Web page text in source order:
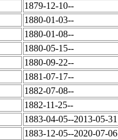
1879-12-10--
1880-01-03--
1880-01-08--
1880-05-15--
1880-09-22--
1881-07-17--
1882-07-08--
1882-11-25--
1883-04-05--2013-05-31
1883-12-05--2020-07-06